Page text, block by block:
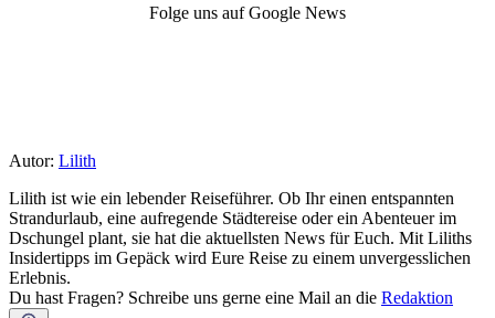
Folge uns auf Google News
Autor: Lilith
Lilith ist wie ein lebender Reiseführer. Ob Ihr einen entspannten
Strandurlaub, eine aufregende Städtereise oder ein Abenteuer im
Dschungel plant, sie hat die aktuellsten News für Euch. Mit Liliths
Insidertipps im Gepäck wird Eure Reise zu einem unvergesslichen
Erlebnis.
Du hast Fragen? Schreibe uns gerne eine Mail an die Redaktion